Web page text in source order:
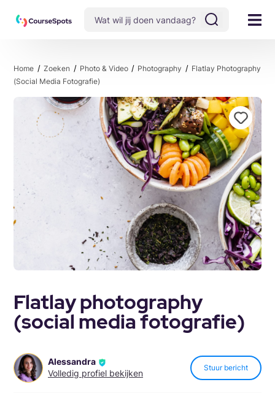
Home Zoeken Photo & Video Photography
Flatlay Photography
(social Media Fotografie)
Flatlay photography
(social media fotografie)
Alessandra
Volledig profiel bekijken
Stuur bericht